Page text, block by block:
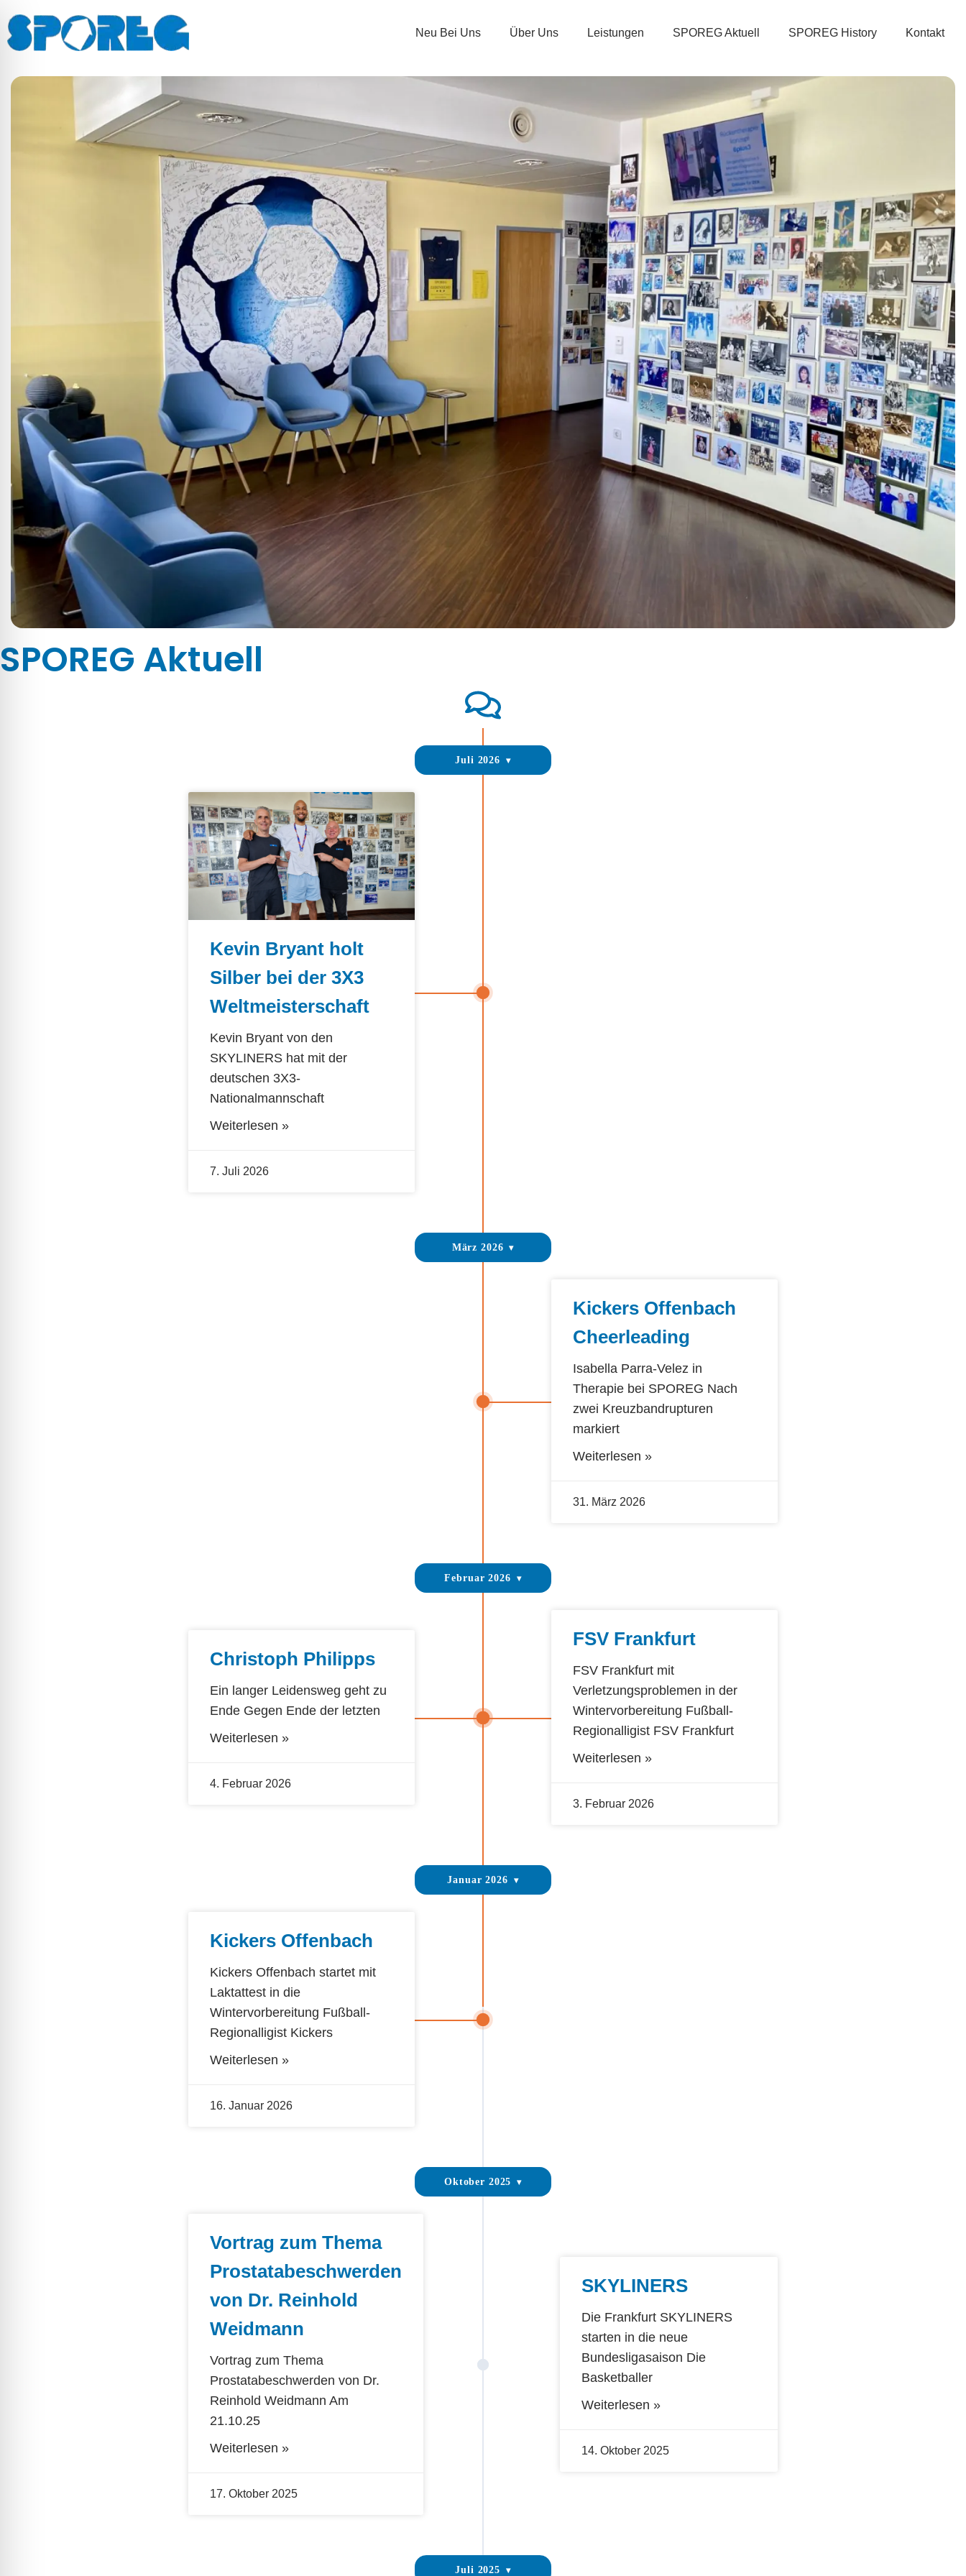
Neu Bei Uns Über Uns Leistungen SPOREG Aktuell SPOREG History Kontakt
SPOREG Aktuell
Juli 2026
Kevin Bryant holt
Silber bei der 3X3
Weltmeisterschaft
Kevin Bryant von den
SKYLINERS hat mit der
deutschen 3X3-
Nationalmannschaft
Weiterlesen »
7. Juli 2026
März 2026
Kickers Offenbach
Cheerleading
Isabella Parra-Velez in
Therapie bei SPOREG Nach
zwei Kreuzbandrupturen
markiert
Weiterlesen »
31. März 2026
Februar 2026
Christoph Philipps
Ein langer Leidensweg geht zu
Ende Gegen Ende der letzten
Weiterlesen »
4. Februar 2026
FSV Frankfurt
FSV Frankfurt mit
Verletzungsproblemen in der
Wintervorbereitung Fußball-
Regionalligist FSV Frankfurt
Weiterlesen »
3. Februar 2026
Januar 2026
Kickers Offenbach
Kickers Offenbach startet mit
Laktattest in die
Wintervorbereitung Fußball-
Regionalligist Kickers
Weiterlesen »
16. Januar 2026
Oktober 2025
Vortrag zum Thema
Prostatabeschwerden
von Dr. Reinhold
Weidmann
Vortrag zum Thema
Prostatabeschwerden von Dr.
Reinhold Weidmann Am
21.10.25
Weiterlesen »
17. Oktober 2025
SKYLINERS
Die Frankfurt SKYLINERS
starten in die neue
Bundesligasaison Die
Basketballer
Weiterlesen »
14. Oktober 2025
Juli 2025